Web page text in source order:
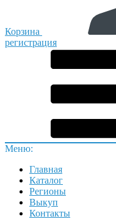
Корзина
регистрация
Меню:
Главная
Каталог
Регионы
Выкуп
Контакты